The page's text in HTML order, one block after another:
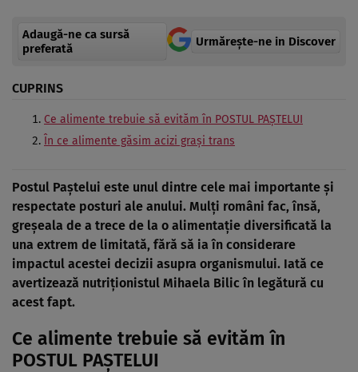
Adaugă-ne ca sursă
preferată
Urmărește-ne in Discover
CUPRINS
Ce alimente trebuie să evităm în POSTUL PAȘTELUI
În ce alimente găsim acizi grași trans
Postul Paștelui este unul dintre cele mai importante și
respectate posturi ale anului. Mulți români fac, însă,
greșeala de a trece de la o alimentație diversificată la
una extrem de limitată, fără să ia în considerare
impactul acestei decizii asupra organismului. Iată ce
avertizează nutriționistul Mihaela Bilic în legătură cu
acest fapt.
Ce alimente trebuie să evităm în
POSTUL PAȘTELUI